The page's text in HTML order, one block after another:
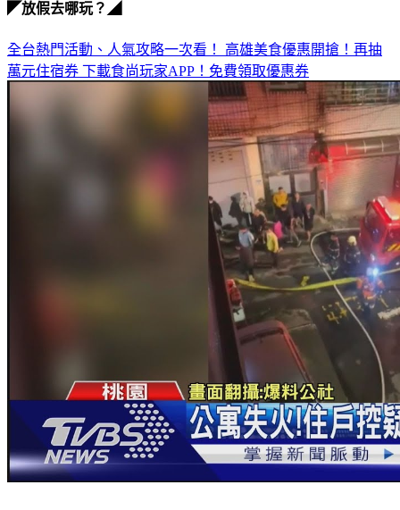
◤放假去哪玩？◢
全台熱門活動、人氣攻略一次看！ 高雄美食優惠開搶！再抽
萬元住宿券 下載食尚玩家APP！免費領取優惠券